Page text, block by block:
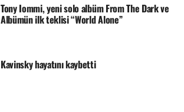
Tony Iommi, yeni solo albüm From The Dark ve
Albümün ilk teklisi “World Alone”
Kavinsky hayatını kaybetti